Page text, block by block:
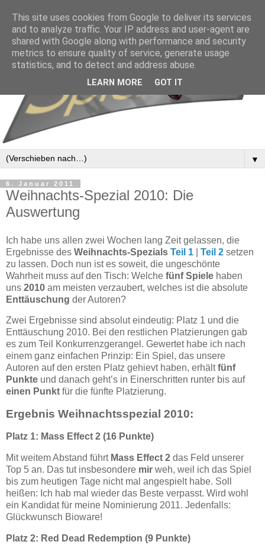
▼
6. Januar 2011
Weihnachts-Spezial 2010: Die
Auswertung
Ich habe uns allen zwei Wochen lang Zeit gelassen, die
Ergebnisse des Weihnachts-Spezials Teil 1 Teil 2 setzen
zu lassen. Doch nun ist es soweit, die ungeschönte
Wahrheit muss auf den Tisch: Welche fünf Spiele haben
uns 2010 am meisten verzaubert, welches ist die absolute
Enttäuschung der Autoren?
Zwei Ergebnisse sind absolut eindeutig: Platz 1 und die
Enttäuschung 2010. Bei den restlichen Platzierungen gab
es zum Teil Konkurrenzgerangel. Gewertet habe ich nach
einem ganz einfachen Prinzip: Ein Spiel, das unsere
Autoren auf den ersten Platz gehievt haben, erhältfünf
Punkte und danach geht’s in Einerschritten runter bis auf
einen Punkt für die fünfte Platzierung.
Ergebnis Weihnachtsspezial 2010:
Platz 1: Mass Effect 2 (16 Punkte)
Mit weitem Abstand führt Mass Effect 2 das Feld unserer
Top 5 an. Das tut insbesondere mir weh, weil ich das Spiel
bis zum heutigen Tage nicht mal angespielt habe. Soll
heißen: Ich hab mal wieder das Beste verpasst. Wird wohl
ein Kandidat für meine Nominierung 2011. Jedenfalls:
Glückwunsch Bioware!
Platz 2: Red Dead Redemption (9 Punkte)
This site uses cookies from Google to deliver its services
and to analyze traffic. Your IP address and user-agent are
shared with Google along with performance and security
metrics to ensure quality of service, generate usage
statistics, and to detect and address abuse.
LEARN MORE GOT IT